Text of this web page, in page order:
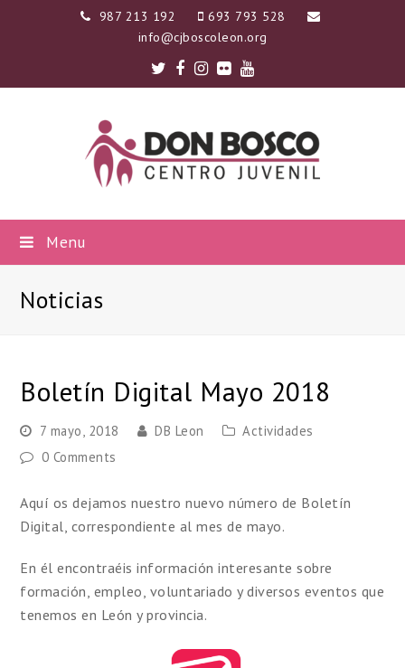
987 213 192
693 793 528
info@cjboscoleon.org
Twitter
Facebook
Instagram
FlickrYoutube
Menu
Noticias
Boletín Digital Mayo 2018
7 mayo, 2018 DB Leon
Actividades
0 Comments
Aquí os dejamos nuestro nuevo número de Boletín
Digital, correspondiente al mes de mayo.
En él encontraéis información interesante sobre
formación, empleo, voluntariado y diversos eventos que
tenemos en León y provincia.